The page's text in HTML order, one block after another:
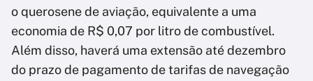
o querosene de aviação, equivalente a uma
economia de R$ 0,07 por litro de combustível.
Além disso, haverá uma extensão até dezembro
do prazo de pagamento de tarifas de navegação